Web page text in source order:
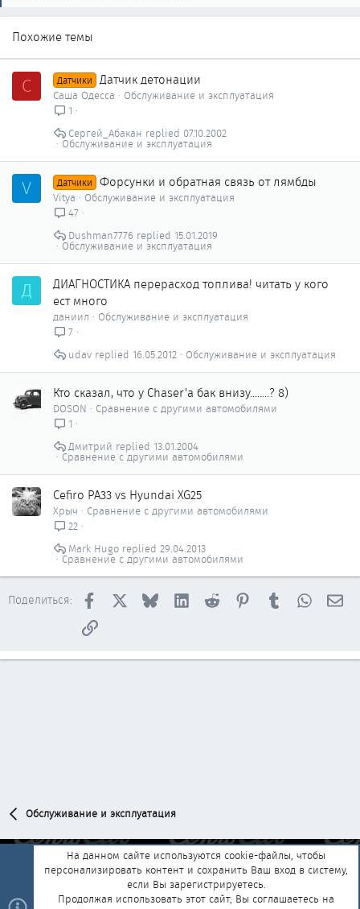
Похожие темы
С Датчики Датчик детонации
Саша Одесса
Обслуживание и эксплуатация
1
Обслуживание и эксплуатация
07.10.2002
Сергей_Абакан
V Датчики Форсунки и обратная связь от лямбды
Vitya
Обслуживание и эксплуатация
47
Обслуживание и эксплуатация
15.01.2019
Dushman7776
Д
ДИАГНОСТИКА перерасход топлива! читать у кого
ест много
даниил
Обслуживание и эксплуатация
7
Обслуживание и эксплуатация
16.05.2012
udav
Кто сказал, что у Chaser'а бак внизу........? 8)
DOSON
Сравнение с другими автомобилями
1
Сравнение с другими автомобилями
13.01.2004
Дмитрий
Cefiro PA33 vs Hyundai XG25
Хрыч
Сравнение с другими автомобилями
22
Сравнение с другими автомобилями
29.04.2013
Mark Hugo
Поделиться: Facebook BlueskyLinkedInReddit PinterestTumblr
Ссылка
Обслуживание и эксплуатация
Обратная связь
Условия и правила
Политика конфиденциальности
Помощь Главная
R
На данном сайте используются cookie-файлы, чтобы
персонализировать контент и сохранить Ваш вход в систему,
если Вы зарегистрируетесь.
Продолжая использовать этот сайт, Вы соглашаетесь на